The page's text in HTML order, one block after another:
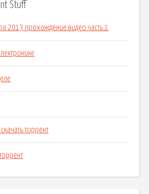
Stuff
2013 прохождение видео часть 1
торрент